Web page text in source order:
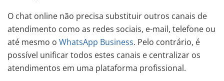
O chat online não precisa substituir outros canais de
atendimento como as redes sociais, e-mail, telefone ou
até mesmo o WhatsApp Business. Pelo contrário, é
possível unificar todos estes canais e centralizar os
atendimentos em uma plataforma profissional.